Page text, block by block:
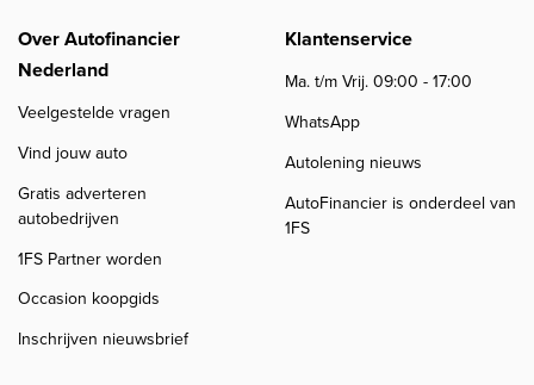
Over Autofinancier
Nederland
Veelgestelde vragen
Vind jouw auto
Gratis adverteren
autobedrijven
1FS Partner worden
Occasion koopgids
Inschrijven nieuwsbrief
Klantenservice
Ma. t/m Vrij. 09:00 - 17:00
WhatsApp
Autolening nieuws
AutoFinancier is onderdeel van
1FS